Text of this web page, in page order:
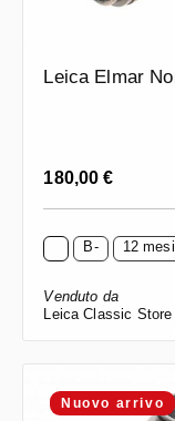
Leica Elmar
Prezzo normale:
180,00 €
B- 12 mesi
Venduto da
Leica Classic
Nuovo arrivo